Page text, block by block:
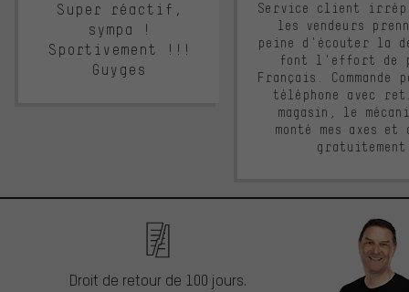
Super réactif,
sympa !
Sportivement !!!
Guyges
Service client
les vendeurs
peine d'écouter la
font l'effort de
Français. Commande
téléphone avec
magasin, le
monté mes axes et
Droit de retour de 100 jours.